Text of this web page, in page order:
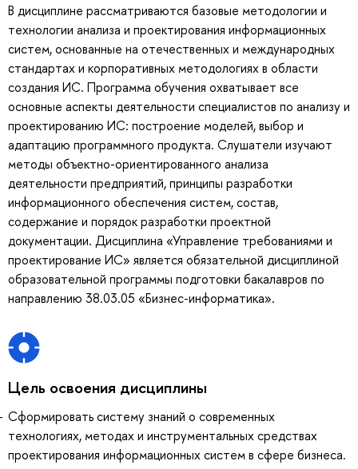
В дисциплине рассматриваются базовые методологии и
технологии анализа и проектирования информационных
систем, основанные на отечественных и международных
стандартах и корпоративных методологиях в области
создания ИС. Программа обучения охватывает все
основные аспекты деятельности специалистов по анализу и
проектированию ИС: построение моделей, выбор и
адаптацию программного продукта. Слушатели изучают
методы объектно-ориентированного анализа
деятельности предприятий, принципы разработки
информационного обеспечения систем, состав,
содержание и порядок разработки проектной
документации. Дисциплина «Управление требованиями и
проектирование ИС» является обязательной дисциплиной
образовательной программы подготовки бакалавров по
направлению 38.03.05 «Бизнес-информатика».
Цель освоения дисциплины
Сформировать систему знаний о современных
технологиях, методах и инструментальных средствах
проектирования информационных систем в сфере бизнеса.